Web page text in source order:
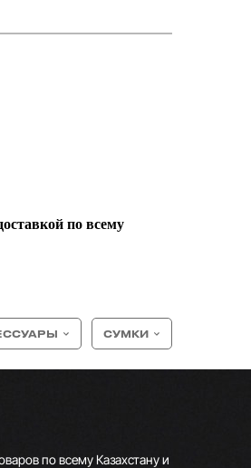
по всему
СУМКИ
по всему Казахстану и